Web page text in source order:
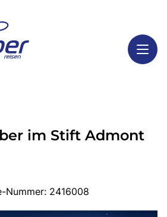
im Stift Admont
Nummer: 2416008